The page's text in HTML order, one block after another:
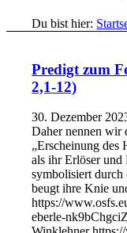
Du bist hier:
Predigt zum
2,1-12)
30. Dezember
Daher nennen wir
„Erscheinung des
als ihr Erlöser und
symbolisiert durch
beugt ihre Knie
https://
eberle-